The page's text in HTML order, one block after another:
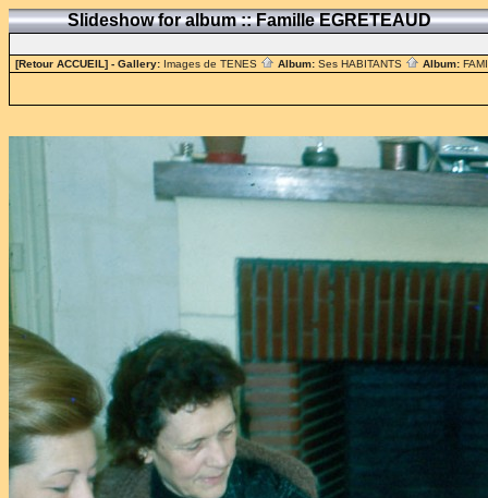
Slideshow for album :: Famille EGRETEAUD
[Retour ACCUEIL] - Gallery: Images de TENES Album: Ses HABITANTS Album: